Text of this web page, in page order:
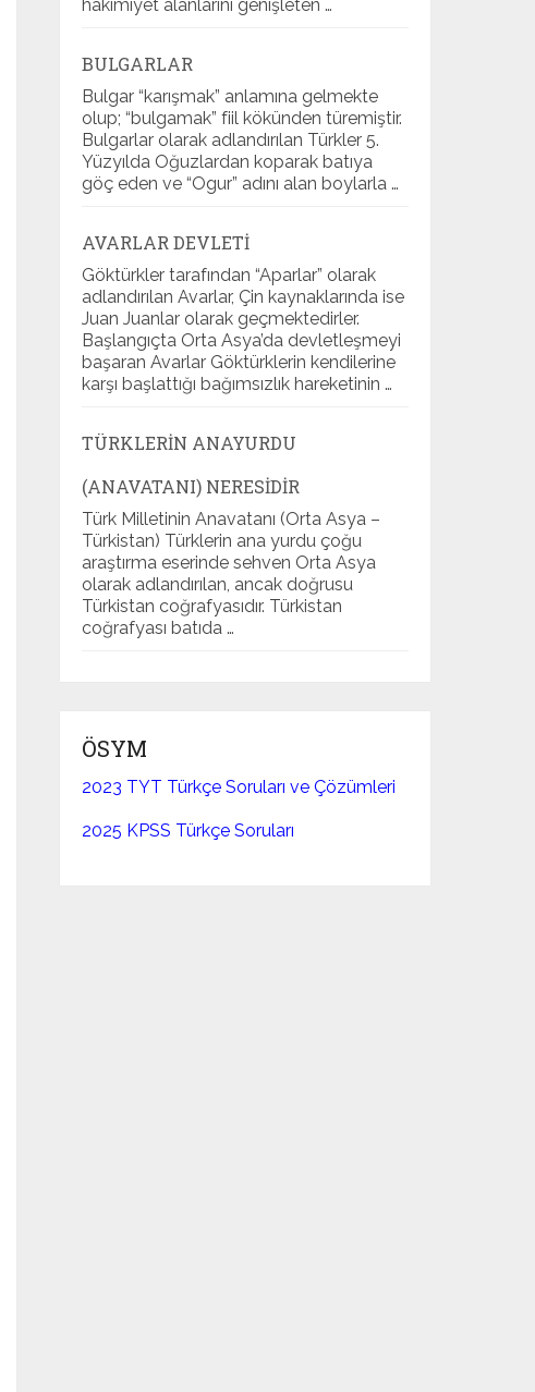
hâkimiyet alanlarını genişleten …
BULGARLAR
Bulgar “karışmak” anlamına gelmekte
olup; “bulgamak” fiil kökünden türemiştir.
Bulgarlar olarak adlandırılan Türkler 5.
Yüzyılda Oğuzlardan koparak batıya
göç eden ve “Ogur” adını alan boylarla …
AVARLAR DEVLETI
Göktürkler tarafından “Aparlar” olarak
adlandırılan Avarlar, Çin kaynaklarında ise
Juan Juanlar olarak geçmektedirler.
Başlangıçta Orta Asya’da devletleşmeyi
başaran Avarlar Göktürklerin kendilerine
karşı başlattığı bağımsızlık hareketinin …
TÜRKLERIN ANAYURDU
(ANAVATANI) NERESIDIR
Türk Milletinin Anavatanı (Orta Asya –
Türkistan) Türklerin ana yurdu çoğu
araştırma eserinde sehven Orta Asya
olarak adlandırılan, ancak doğrusu
Türkistan coğrafyasıdır. Türkistan
coğrafyası batıda …
ÖSYM
2023 TYT Türkçe Soruları ve Çözümleri
2025 KPSS Türkçe Soruları